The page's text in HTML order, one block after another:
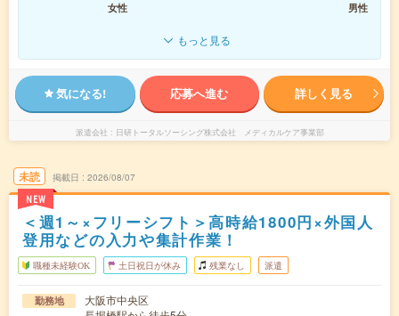
女性
男性
もっと見る
気になる! 応募へ進む 詳しく見る
派遣会社 日研トータルソーシング株式会社 メディカルケア事業部
未読
NEW
掲載日 2026/08/07
＜週1～×フリーシフト＞高時給1800円×外国人
登用などの入力や集計作業！
職種未経験OK 土日祝日が休み 残業なし 派遣
勤務地
大阪市中央区